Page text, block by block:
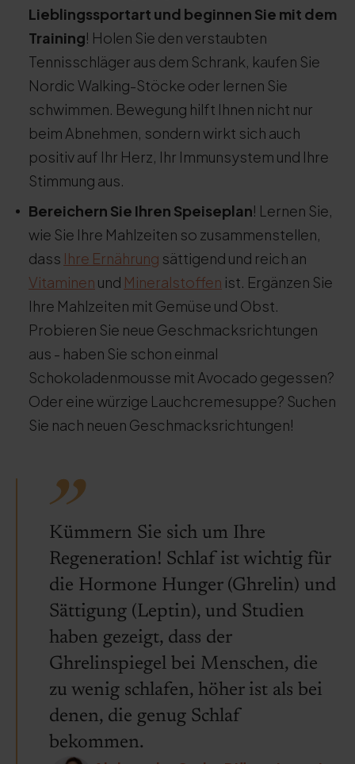
Lieblingssportart und beginnen Sie mit dem
Training! Holen Sie den verstaubten
Tennisschläger aus dem Schrank, kaufen Sie
Nordic Walking-Stöcke oder lernen Sie
schwimmen. Bewegung hilft Ihnen nicht nur
beim Abnehmen, sondern wirkt sich auch
positiv auf Ihr Herz, Ihr Immunsystem und Ihre
Stimmung aus.
Bereichern Sie Ihren Speiseplan! Lernen Sie,
wie Sie Ihre Mahlzeiten so zusammenstellen,
dass Ihre Ernährung sättigend und reich an
Vitaminen und Mineralstoffen ist. Ergänzen Sie
Ihre Mahlzeiten mit Gemüse und Obst.
Probieren Sie neue Geschmacksrichtungen
aus - haben Sie schon einmal
Schokoladenmousse mit Avocado gegessen?
Oder eine würzige Lauchcremesuppe? Suchen
Sie nach neuen Geschmacksrichtungen!
Kümmern Sie sich um Ihre
Regeneration! Schlaf ist wichtig für
die Hormone Hunger (Ghrelin) und
Sättigung (Leptin), und Studien
haben gezeigt, dass der
Ghrelinspiegel bei Menschen, die
zu wenig schlafen, höher ist als bei
denen, die genug Schlaf
bekommen.